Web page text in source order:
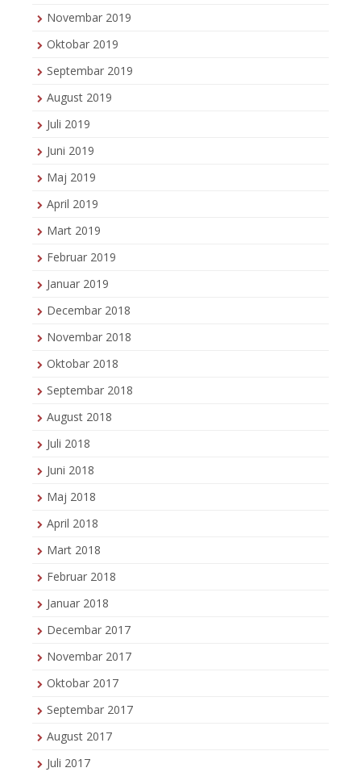
Novembar 2019
Oktobar 2019
Septembar 2019
August 2019
Juli 2019
Juni 2019
Maj 2019
April 2019
Mart 2019
Februar 2019
Januar 2019
Decembar 2018
Novembar 2018
Oktobar 2018
Septembar 2018
August 2018
Juli 2018
Juni 2018
Maj 2018
April 2018
Mart 2018
Februar 2018
Januar 2018
Decembar 2017
Novembar 2017
Oktobar 2017
Septembar 2017
August 2017
Juli 2017